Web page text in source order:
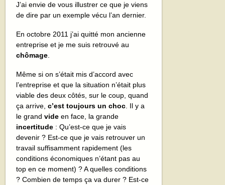
J’ai envie de vous illustrer ce que je viens
de dire par un exemple vécu l’an dernier.
En octobre 2011 j’ai quitté mon ancienne
entreprise et je me suis retrouvé au
chômage
Même si on s’était mis d’accord avec
l’entreprise et que la situation n’était plus
viable des deux côtés, sur le coup, quand
ça arrive,c’est toujours un choc . Il y a
le grandvide en face, la grande
incertitude : Qu’est-ce que je vais
devenir ? Est-ce que je vais retrouver un
travail suffisamment rapidement (les
conditions économiques n’étant pas au
top en ce moment) ? A quelles conditions
? Combien de temps ça va durer ? Est-ce